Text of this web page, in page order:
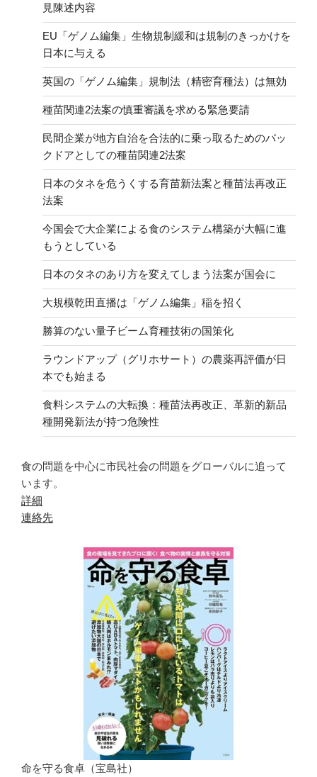
見陳述内容
EU「ゲノム編集」生物規制緩和は規制のきっかけを
日本に与える
英国の「ゲノム編集」規制法（精密育種法）は無効
種苗関連2法案の慎重審議を求める緊急要請
民間企業が地方自治を合法的に乗っ取るためのバッ
クドアとしての種苗関連2法案
日本のタネを危うくする育苗新法案と種苗法再改正
法案
今国会で大企業による食のシステム構築が大幅に進
もうとしている
日本のタネのあり方を変えてしまう法案が国会に
大規模乾田直播は「ゲノム編集」稲を招く
勝算のない量子ビーム育種技術の国策化
ラウンドアップ（グリホサート）の農薬再評価が日
本でも始まる
食料システムの大転換：種苗法再改正、革新的新品
種開発新法が持つ危険性
食の問題を中心に市民社会の問題をグローバルに追って
います。
詳細
連絡先
命を守る食卓（宝島社）